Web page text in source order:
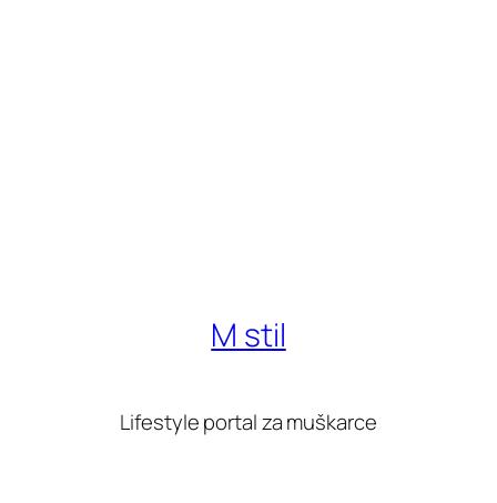
M stil
Lifestyle portal za muškarce